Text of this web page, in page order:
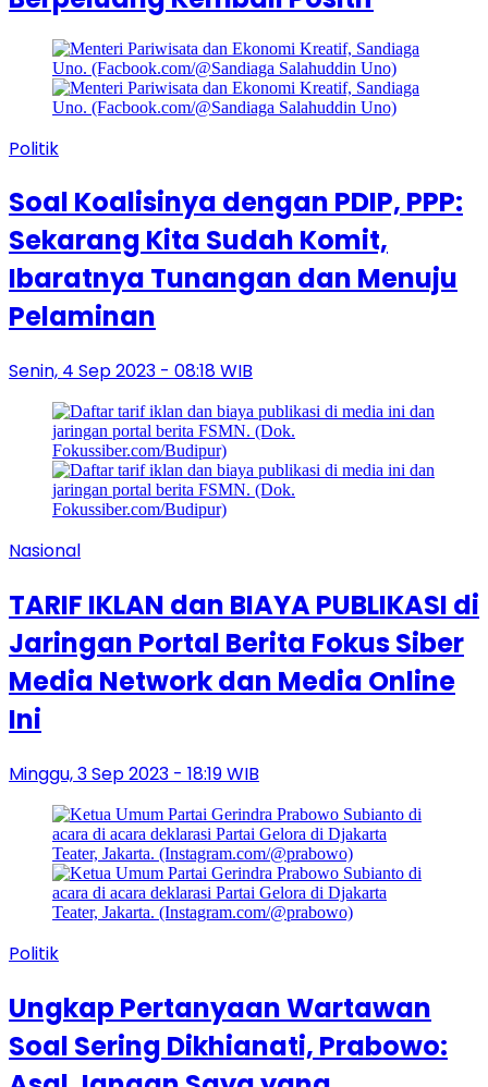
Politik
Soal Koalisinya dengan PDIP, PPP:
Sekarang Kita Sudah Komit,
Ibaratnya Tunangan dan Menuju
Pelaminan
Senin, 4 Sep 2023 - 08:18 WIB
Nasional
TARIF IKLAN dan BIAYA PUBLIKASI di
Jaringan Portal Berita Fokus Siber
Media Network dan Media Online
Ini
Minggu, 3 Sep 2023 - 18:19 WIB
Politik
Ungkap Pertanyaan Wartawan
Soal Sering Dikhianati, Prabowo: